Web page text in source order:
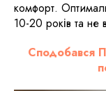
комфорт.
10-20 років та не
Сподобався